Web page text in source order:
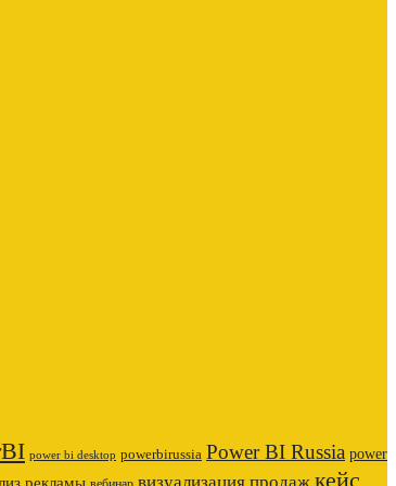
power bi desktop powerbirussia Power BI Russia power
рекламы кейс